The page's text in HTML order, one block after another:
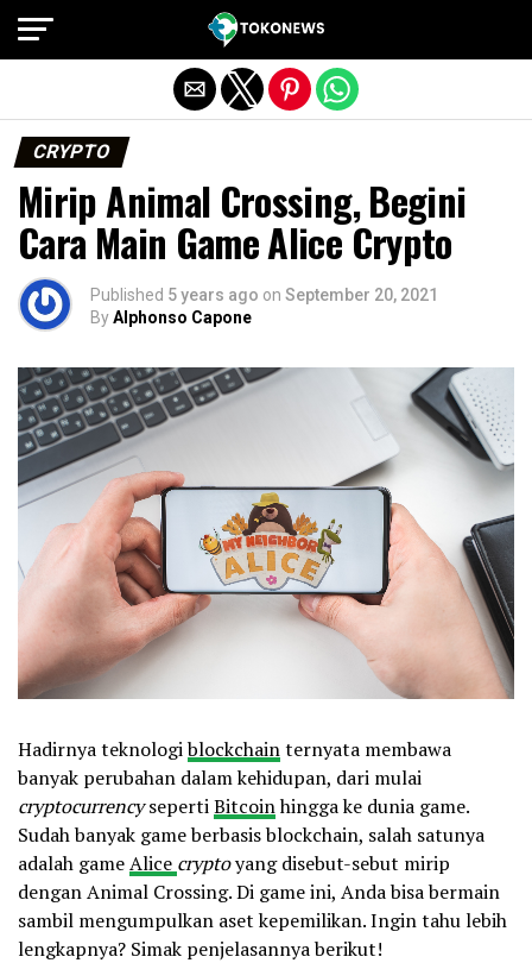
CRYPTO
Mirip Animal Crossing, Begini
Cara Main Game Alice Crypto
Published 5 years ago on September 20, 2021
ByAlphonso Capone
Hadirnya teknologiblockchainternyata membawa
banyak perubahan dalam kehidupan, dari mulai
cryptocurrencysepertiBitcoinhingga ke dunia game.
Sudah banyak game berbasis blockchain, salah satunya
adalah gameAlice cryptoyang disebut-sebut mirip
dengan Animal Crossing. Di game ini, Anda bisa bermain
sambil mengumpulkan aset kepemilikan. Ingin tahu lebih
lengkapnya? Simak penjelasannya berikut!
Exit mobile version